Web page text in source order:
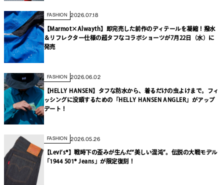
FASHION 2026.07.18
【Marmot×Alwayth】即完売した前作のディテールを凝縮！撥水
＆リフレクター仕様の超タフなコラボショーツが7月22日（水）に
発売
FASHION 2026.06.02
【HELLY HANSEN】タフな防水から、着るだけの虫よけまで。フィ
ッシングに没頭するための「HELLY HANSEN ANGLER」がアップ
デート！
FASHION 2026.05.26
【Levi’s®】戦時下の歪みが生んだ“美しい混沌”。伝説の大戦モデル
「1944 501® Jeans」が限定復刻！